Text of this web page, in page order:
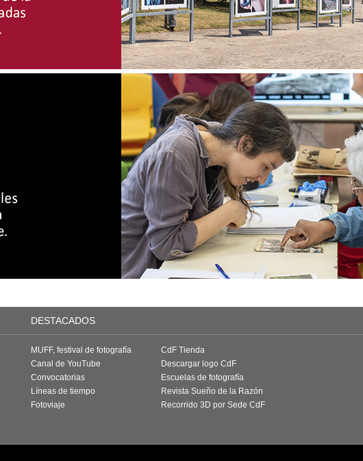
DESTACADOS
MUFF, festival de fotografía
Canal de YouTube
Convocatorias
Líneas de tiempo
Fotoviaje
CdF Tienda
Descargar logo CdF
Escuelas de fotografía
Revista Sueño de la Razón
Recorrido 3D por Sede CdF